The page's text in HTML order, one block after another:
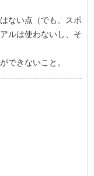
ない点（でも、スポ
ルは使わないし、そ
できないこと。